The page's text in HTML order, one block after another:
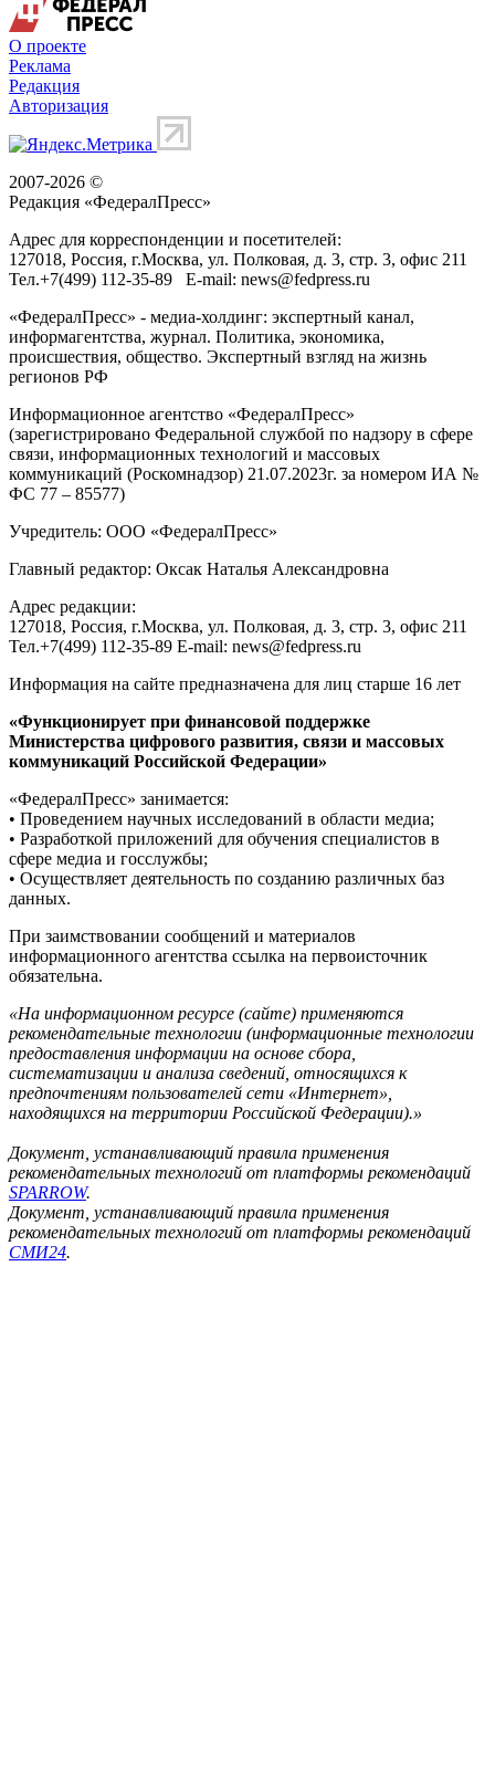
О проекте
Реклама
Редакция
Авторизация
2007-2026 ©
Редакция «ФедералПресс»
Адрес для корреспонденции и посетителей:
127018, Россия, г.Москва, ул. Полковая, д. 3, стр. 3, офис 211
Тел.+7(499) 112-35-89 E-mail: news@fedpress.ru
«ФедералПресс» - медиа-холдинг: экспертный канал,
информагентства, журнал. Политика, экономика,
происшествия, общество. Экспертный взгляд на жизнь
регионов РФ
Информационное агентство «ФедералПресс»
(зарегистрировано Федеральной службой по надзору в сфере
связи, информационных технологий и массовых
коммуникаций (Роскомнадзор) 21.07.2023г. за номером ИА №
ФС 77 – 85577)
Учредитель: ООО «ФедералПресс»
Главный редактор: Оксак Наталья Александровна
Адрес редакции:
127018, Россия, г.Москва, ул. Полковая, д. 3, стр. 3, офис 211
Тел.+7(499) 112-35-89 E-mail: news@fedpress.ru
Информация на сайте предназначена для лиц старше 16 лет
«Функционирует при финансовой поддержке
Министерства цифрового развития, связи и массовых
коммуникаций Российской Федерации»
«ФедералПресс» занимается:
• Проведением научных исследований в области медиа;
• Разработкой приложений для обучения специалистов в
сфере медиа и госслужбы;
• Осуществляет деятельность по созданию различных баз
данных.
При заимствовании сообщений и материалов
информационного агентства ссылка на первоисточник
обязательна.
«На информационном ресурсе (сайте) применяются
рекомендательные технологии (информационные технологии
предоставления информации на основе сбора,
систематизации и анализа сведений, относящихся к
предпочтениям пользователей сети «Интернет»,
находящихся на территории Российской Федерации).»
Документ, устанавливающий правила применения
рекомендательных технологий от платформы рекомендаций
SPARROW.
Документ, устанавливающий правила применения
рекомендательных технологий от платформы рекомендаций
СМИ24.